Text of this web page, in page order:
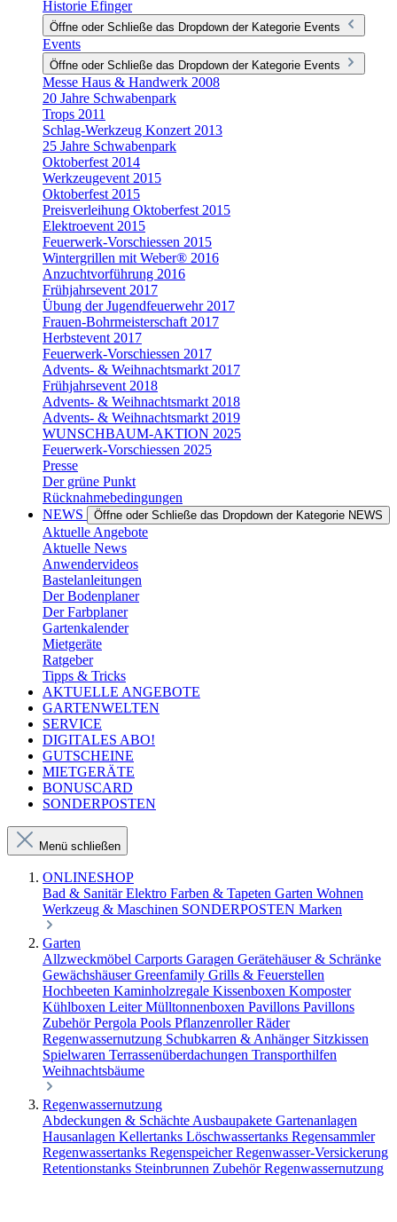
Historie Efinger
Öffne oder Schließe das Dropdown der Kategorie Events
Events
Öffne oder Schließe das Dropdown der Kategorie Events
Messe Haus & Handwerk 2008
20 Jahre Schwabenpark
Trops 2011
Schlag-Werkzeug Konzert 2013
25 Jahre Schwabenpark
Oktoberfest 2014
Werkzeugevent 2015
Oktoberfest 2015
Preisverleihung Oktoberfest 2015
Elektroevent 2015
Feuerwerk-Vorschiessen 2015
Wintergrillen mit Weber® 2016
Anzuchtvorführung 2016
Frühjahrsevent 2017
Übung der Jugendfeuerwehr 2017
Frauen-Bohrmeisterschaft 2017
Herbstevent 2017
Feuerwerk-Vorschiessen 2017
Advents- & Weihnachtsmarkt 2017
Frühjahrsevent 2018
Advents- & Weihnachtsmarkt 2018
Advents- & Weihnachtsmarkt 2019
WUNSCHBAUM-AKTION 2025
Feuerwerk-Vorschiessen 2025
Presse
Der grüne Punkt
Rücknahmebedingungen
NEWS
Öffne oder Schließe das Dropdown der Kategorie NEWS
Aktuelle Angebote
Aktuelle News
Anwendervideos
Bastelanleitungen
Der Bodenplaner
Der Farbplaner
Gartenkalender
Mietgeräte
Ratgeber
Tipps & Tricks
AKTUELLE ANGEBOTE
GARTENWELTEN
SERVICE
DIGITALES ABO!
GUTSCHEINE
MIETGERÄTE
BONUSCARD
SONDERPOSTEN
Menü schließen
ONLINESHOP
Bad & SanitärElektro Farben & Tapeten Garten Wohnen
Werkzeug & Maschinen SONDERPOSTEN Marken
Garten
Allzweckmöbel Carports Garagen Gerätehäuser & Schränke
GewächshäuserGreenfamily Grills & Feuerstellen
Hochbeeten Kaminholzregale Kissenboxen Komposter
Kühlboxen LeiterMülltonnenboxen Pavillons Pavillons
ZubehörPergola Pools PflanzenrollerRäder
Regenwassernutzung Schubkarren & Anhänger Sitzkissen
Spielwaren Terrassenüberdachungen Transporthilfen
Weihnachtsbäume
Regenwassernutzung
Abdeckungen & Schächte Ausbaupakete Gartenanlagen
Hausanlagen Kellertanks Löschwassertanks Regensammler
Regenwassertanks RegenspeicherRegenwasser-Versickerung
Retentionstanks Steinbrunnen Zubehör Regenwassernutzung